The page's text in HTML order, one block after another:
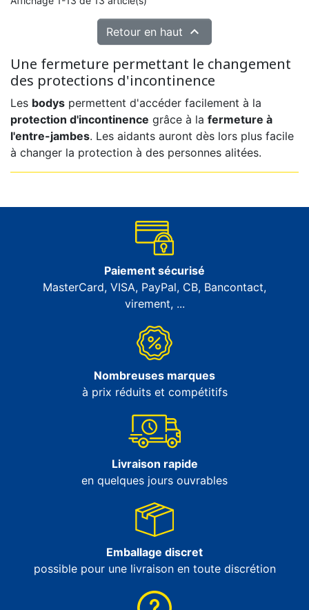
Retour en haut 
Une fermeture permettant le changement
des protections d'incontinence
Les bodys permettent d'accéder facilement à la
protection d'incontinence grâce à la fermeture à
l'entre-jambes. Les aidants auront dès lors plus facile
à changer la protection à des personnes alitées.
Paiement sécurisé
MasterCard, VISA, PayPal, CB, Bancontact,
virement, ...
Nombreuses marques
à prix réduits et compétitifs
Livraison rapide
en quelques jours ouvrables
Emballage discret
possible pour une livraison en toute discrétion